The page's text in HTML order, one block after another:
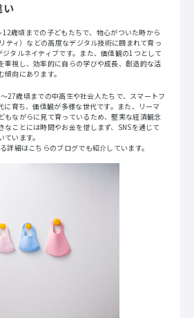
い
歳頃までの子どもたちで、物心がついた時から
ティ）などの高度なデジタル技術に囲まれて育っ
タルネイティブです。また、価値観の1つとして
重視し、効率的に自らの学びや成長、創造的な活
向にあります。
27歳頃までの中高生や社会人たちで、スマートフ
に育ち、価値観が多様な世代です。また、リーマ
もながらに見て育っているため、堅実な経済観念
なことには時間やお金を惜しまず、SNSを通じて
います。
詳細はこちらのブログでも紹介しています。